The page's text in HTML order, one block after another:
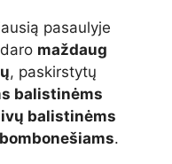
pasaulyje
maždaug
, paskirstytų
balistinėms
balistinėms
.